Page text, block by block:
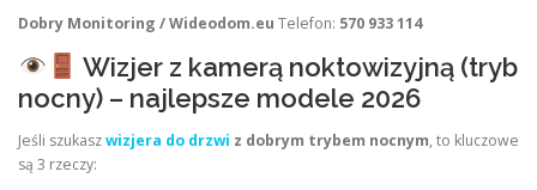
Dobry Monitoring / Wideodom.eu Telefon: 570 933 114
Wizjer z kamerą noktowizyjną (tryb
nocny) – najlepsze modele 2026
Jeśli szukaszwizjera do drzwi z dobrym trybem nocnym, to kluczowe
są 3 rzeczy: